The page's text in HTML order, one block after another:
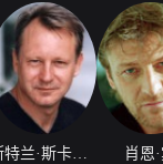
肖恩